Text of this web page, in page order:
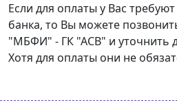
Если для оплаты у Вас
банка, то Вы можете
"МБФИ" - ГК "АСВ" и уточнить
Хотя для оплаты они не